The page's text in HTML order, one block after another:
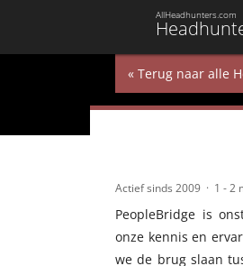
AllHeadhunters.com
« Terug naar alle
Actief sinds 2009 1 - 2
PeopleBridge is
onze kennis en
we de brug slaan